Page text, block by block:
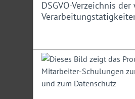
Joachim Zwirner: Erster
Polizeipräsidium Karlsruhe und
Arbeitsstellensicherung
Irrtümer/Änderungen
DSGVO-Verzeichnis